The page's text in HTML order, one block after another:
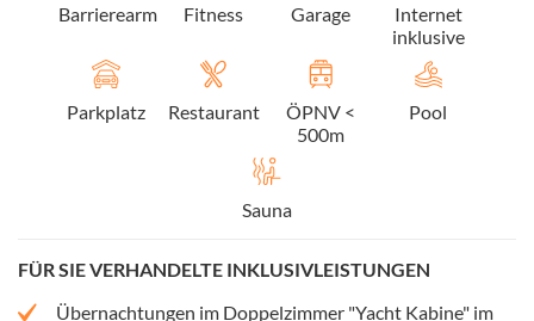
Barrierearm Fitness Garage
Internet
inklusive
Parkplatz Restaurant
ÖPNV <
500m
Pool
Sauna
FÜR SIE VERHANDELTE INKLUSIVLEISTUNGEN
Übernachtungen im Doppelzimmer "Yacht Kabine" im